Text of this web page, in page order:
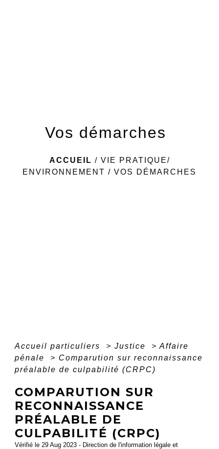
Vos démarches
ACCUEIL / VIE PRATIQUE/
ENVIRONNEMENT / VOS DÉMARCHES
Accueil particuliers > Justice > Affaire
pénale
> Comparution sur reconnaissance
préalable de culpabilité (CRPC)
COMPARUTION SUR
RECONNAISSANCE
PRÉALABLE DE
CULPABILITÉ (CRPC)
Vérifié le 29 Aug 2023 - Direction de l'information légale et